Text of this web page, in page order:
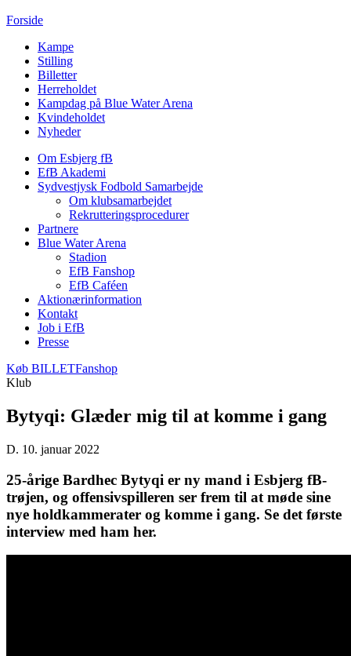
Forside
Kampe
Stilling
Billetter
Herreholdet
Kampdag på Blue Water Arena
Kvindeholdet
Nyheder
Om Esbjerg fB
EfB Akademi
Sydvestjysk Fodbold Samarbejde
Om klubsamarbejdet
Rekrutteringsprocedurer
Partnere
Blue Water Arena
Stadion
EfB Fanshop
EfB Caféen
Aktionærinformation
Kontakt
Job i EfB
Presse
Køb BILLETFanshop
Klub
Bytyqi: Glæder mig til at komme i gang
D. 10. januar 2022
25-årige Bardhec Bytyqi er ny mand i Esbjerg fB-
trøjen, og offensivspilleren ser frem til at møde sine
nye holdkammerater og komme i gang. Se det første
interview med ham her.